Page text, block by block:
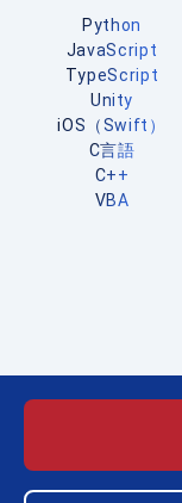
Python
JavaScript
TypeScript
Unity
iOS（Swift）
C言語
C++
VBA